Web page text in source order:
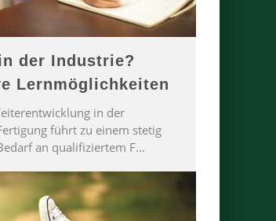
der Industrie?
Lernmöglichkeiten
in der
führt zu einem stetig
an qualifiziertem F...